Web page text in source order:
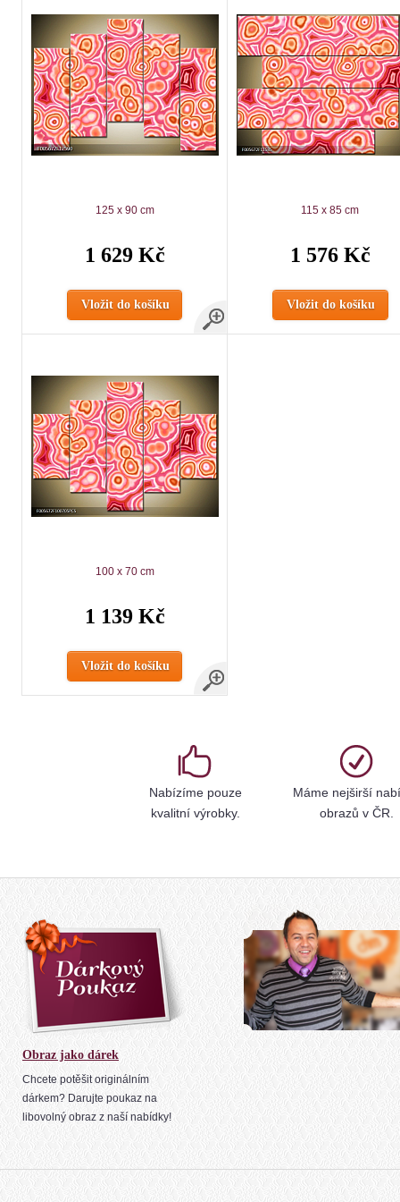
125 x 90 cm
1 629 Kč
Vložit do košíku
115 x 85 cm
1 576 Kč
Vložit do košíku
100 x 70 cm
1 139 Kč
Vložit do košíku
Nabízíme pouze
kvalitní výrobky.
Máme nejširší
obrazů v ČR.
Obraz jako dárek
Chcete potěšit originálním
dárkem? Darujte poukaz na
libovolný obraz z naší nabídky!